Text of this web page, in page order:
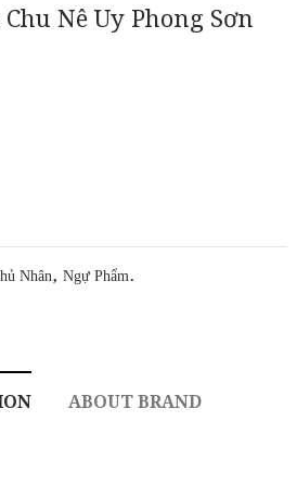
Nê Uy Phong Sơn
Nhân, Ngự Phẩm.
ABOUT BRAND